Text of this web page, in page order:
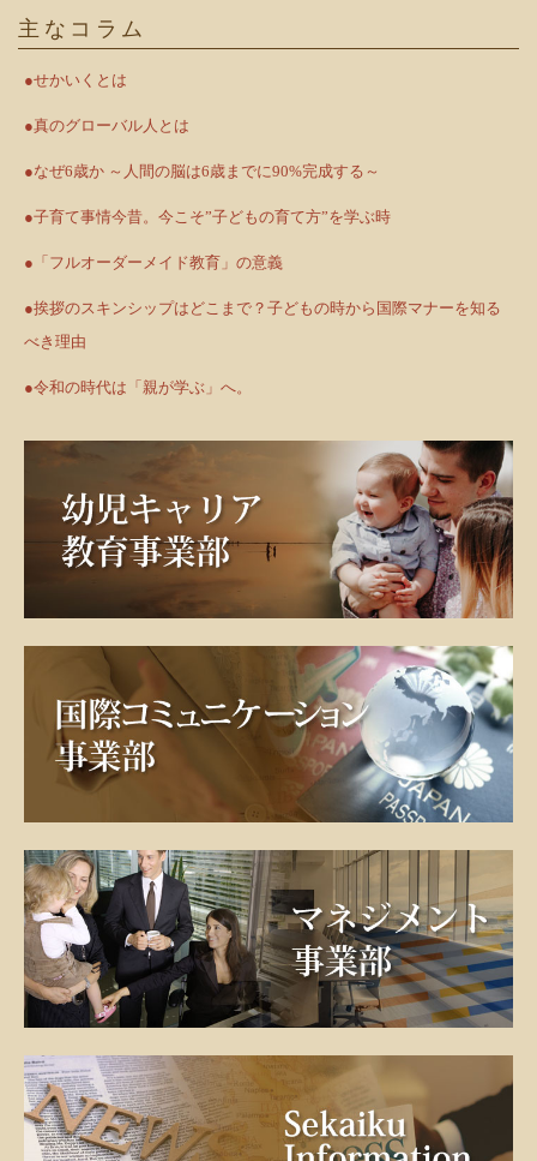
主なコラム
●せかいくとは
●真のグローバル人とは
●なぜ6歳か ～人間の脳は6歳までに90%完成する～
●子育て事情今昔。今こそ”子どもの育て方”を学ぶ時
●「フルオーダーメイド教育」の意義
●挨拶のスキンシップはどこまで？子どもの時から国際マナーを知る
べき理由
●令和の時代は「親が学ぶ」へ。